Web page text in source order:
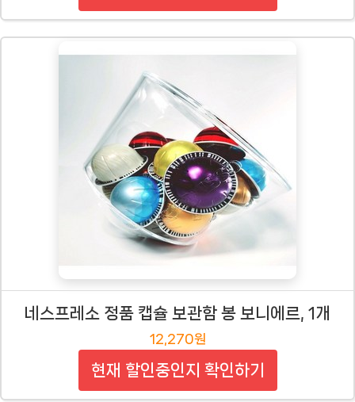
네스프레소 정품 캡슐 보관함 봉 보니에르, 1개
12,270원
현재 할인중인지 확인하기